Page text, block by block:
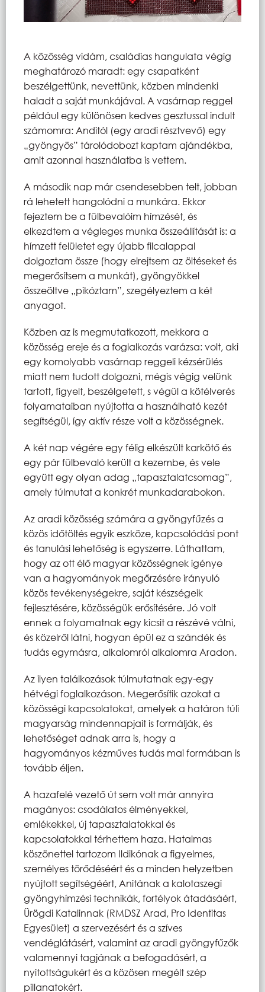
A közösség vidám, családias hangulata végig
meghatározó maradt: egy csapatként
beszélgettünk, nevettünk, közben mindenki
haladt a saját munkájával. A vasárnap reggel
például egy különösen kedves gesztussal indult
számomra: Anditól (egy aradi résztvevő) egy
„gyöngyös” tárolódobozt kaptam ajándékba,
amit azonnal használatba is vettem.
A második nap már csendesebben telt, jobban
rá lehetett hangolódni a munkára. Ekkor
fejeztem be a fülbevalóim hímzését, és
elkezdtem a végleges munka összeállítását is: a
hímzett felületet egy újabb filcalappal
dolgoztam össze (hogy elrejtsem az öltéseket és
megerősítsem a munkát), gyöngyökkel
összeöltve „pikóztam”, szegélyeztem a két
anyagot.
Közben az is megmutatkozott, mekkora a
közösség ereje és a foglalkozás varázsa: volt, aki
egy komolyabb vasárnap reggeli kézsérülés
miatt nem tudott dolgozni, mégis végig velünk
tartott, figyelt, beszélgetett, s végül a kötélverés
folyamataiban nyújtotta a használható kezét
segítségül, így aktív része volt a közösségnek.
A két nap végére egy félig elkészült karkötő és
egy pár fülbevaló került a kezembe, és vele
együtt egy olyan adag „tapasztalatcsomag”,
amely túlmutat a konkrét munkadarabokon.
Az aradi közösség számára a gyöngyfűzés a
közös időtöltés egyik eszköze, kapcsolódási pont
és tanulási lehetőség is egyszerre. Láthattam,
hogy az ott élő magyar közösségnek igénye
van a hagyományok megőrzésére irányuló
közös tevékenységekre, saját készségeik
fejlesztésére, közösségük erősítésére. Jó volt
ennek a folyamatnak egy kicsit a részévé válni,
és közelről látni, hogyan épül ez a szándék és
tudás egymásra, alkalomról alkalomra Aradon.
Az ilyen találkozások túlmutatnak egy-egy
hétvégi foglalkozáson. Megerősítik azokat a
közösségi kapcsolatokat, amelyek a határon túli
magyarság mindennapjait is formálják, és
lehetőséget adnak arra is, hogy a
hagyományos kézműves tudás mai formában is
tovább éljen.
A hazafelé vezető út sem volt már annyira
magányos: csodálatos élményekkel,
emlékekkel, új tapasztalatokkal és
kapcsolatokkal térhettem haza. Hatalmas
köszönettel tartozom Ildikónak a figyelmes,
személyes törődéséért és a minden helyzetben
nyújtott segítségéért, Anitának a kalotaszegi
gyöngyhímzési technikák, fortélyok átadásáért,
Ürögdi Katalinnak (RMDSZ Arad, Pro Identitas
Egyesület) a szervezésért és a szíves
vendéglátásért, valamint az aradi gyöngyfűzők
valamennyi tagjának a befogadásért, a
nyitottságukért és a közösen megélt szép
pillanatokért.